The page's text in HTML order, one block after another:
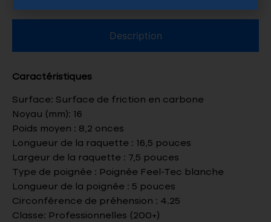
Description
Caractéristiques
Surface: Surface de friction en carbone
Noyau (mm): 16
Poids moyen : 8,2 onces
Longueur de la raquette : 16,5 pouces
Largeur de la raquette : 7,5 pouces
Type de poignée : Poignée Feel-Tec blanche
Longueur de la poignée : 5 pouces
Circonférence de préhension : 4.25
Classe: Professionnelles (200+)